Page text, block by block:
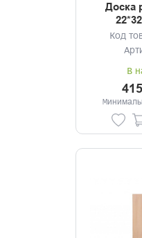
Доска
Код
В